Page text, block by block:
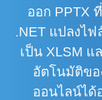
ออก PPTX
.NET แปลงไ
เป็น XLSM แ
อัตโนมัติขอ
ออนไลน์ได้